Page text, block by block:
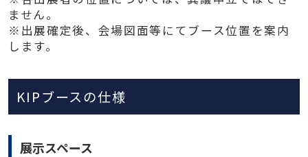
ません。
※出展確定後、会場図面等にてブース位置を案内
します。
KIPブースの仕様
展示スペース